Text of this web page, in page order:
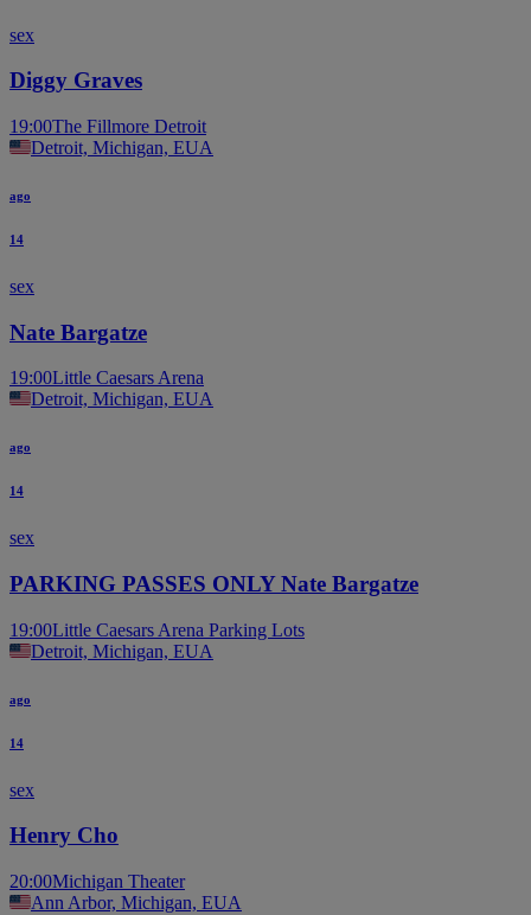
sex
Diggy Graves
19:00The Fillmore Detroit
Detroit, Michigan, EUA
ago
14
sex
Nate Bargatze
19:00Little Caesars Arena
Detroit, Michigan, EUA
ago
14
sex
PARKING PASSES ONLY Nate Bargatze
19:00Little Caesars Arena Parking Lots
Detroit, Michigan, EUA
ago
14
sex
Henry Cho
20:00Michigan Theater
Ann Arbor, Michigan, EUA